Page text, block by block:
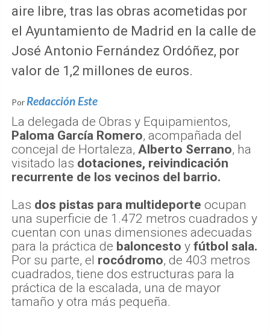
aire libre, tras las obras acometidas por
el Ayuntamiento de Madrid en la calle de
José Antonio Fernández Ordóñez, por
valor de 1,2 millones de euros.
Por Redacción Este
La delegada de Obras y Equipamientos,
Paloma García Romero, acompañada del
concejal de Hortaleza, Alberto Serrano, ha
visitado las dotaciones, reivindicación
recurrente de los vecinos del barrio.
Las dos pistas para multideporte ocupan
una superficie de 1.472 metros cuadrados y
cuentan con unas dimensiones adecuadas
para la práctica de baloncesto y fútbol sala.
Por su parte, el rocódromo, de 403 metros
cuadrados, tiene dos estructuras para la
práctica de la escalada, una de mayor
tamaño y otra más pequeña.